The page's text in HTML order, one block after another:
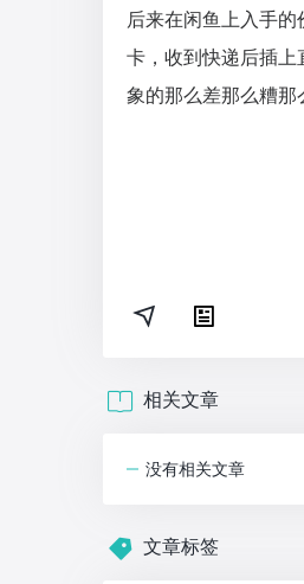
后来在闲鱼上入手
卡，收到快递后插上
象的那么差那么糟那
相关文章
没有相关文章
文章标签